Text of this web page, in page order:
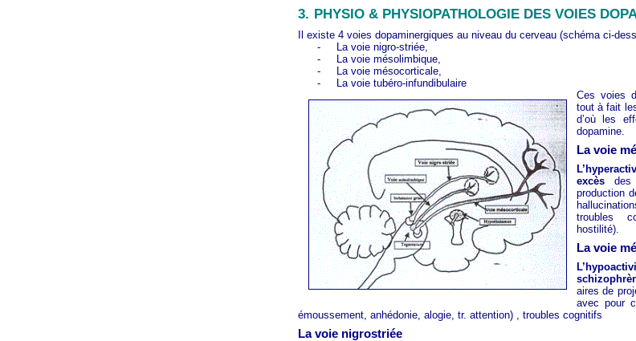
3. PHYSIO & PHYSIOPATHOLOGIE DES VOIES
Il existe 4 voies dopaminergiques au niveau du cerveau (schéma ci-
-
La voie nigro-striée,
-
La voie mésolimbique,
-
La voie mésocorticale,
-
La voie tubéro-infundibulaire
Ces voies
tout à fait
d’où les
dopamine.
La voie
excèsdes
production
troubles
hostilité).
La voie
aires de
avec pour
émoussement, anhédonie, alogie, tr. attention) , troubles cognitifs
La voie nigrostriée